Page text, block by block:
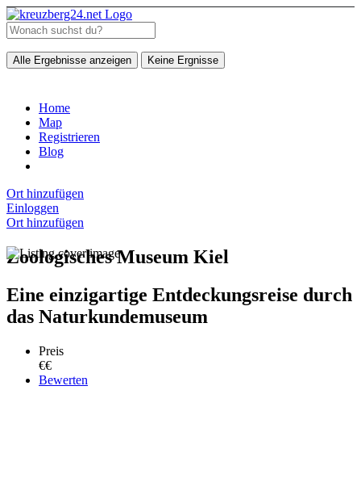
Alle Ergebnisse anzeigen Keine Ergnisse
Home
Map
Registrieren
Blog
Ort hinzufügen
Einloggen
Ort hinzufügen
Zoologisches Museum Kiel
Eine einzigartige Entdeckungsreise durch
das Naturkundemuseum
Preis
€€
Bewerten